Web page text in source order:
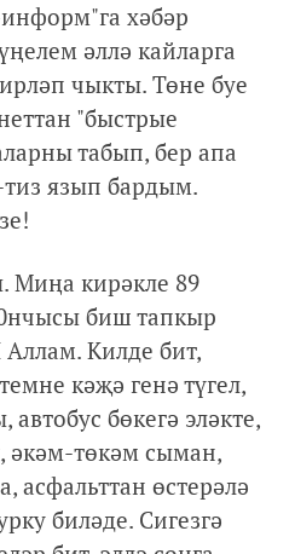
хәбәр
әллә кайларга
чыкты. Төне буе
"быстрые
табып, бер апа
тиз язып бардым.
Миңа кирәкле 89
биш тапкыр
Аллам. Килде бит,
кәҗә генә түгел,
бөкегә эләкте,
әкәм-төкәм сыман,
асфальттан өстерәлә
биләде. Сигезгә